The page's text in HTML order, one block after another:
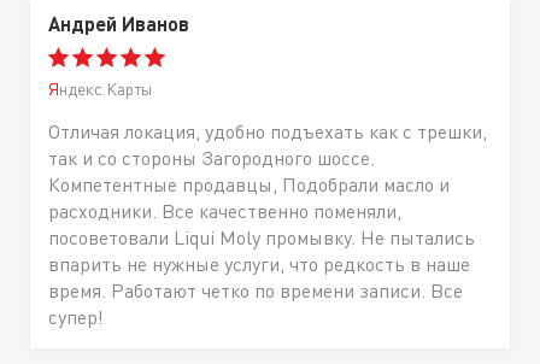
Андрей Иванов
Яндекс.Карты
Отличая локация, удобно подъехать как с трешки,
так и со стороны Загородного шоссе.
Компетентные продавцы, Подобрали масло и
расходники. Все качественно поменяли,
посоветовали Liqui Moly промывку. Не пытались
впарить не нужные услуги, что редкость в наше
время. Работают четко по времени записи. Все
супер!